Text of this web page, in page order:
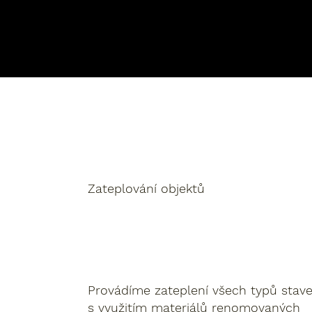
Zateplování objektů
Provádíme zateplení všech typů
s využitím materiálů renomovaných